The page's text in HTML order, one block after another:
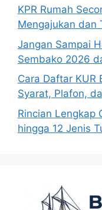
KPR Rumah
Mengajukan dan
Jangan Sampai
Sembako 2026
Cara Daftar KUR
Syarat, Plafon,
Rincian Lengkap
hingga 12 Jenis